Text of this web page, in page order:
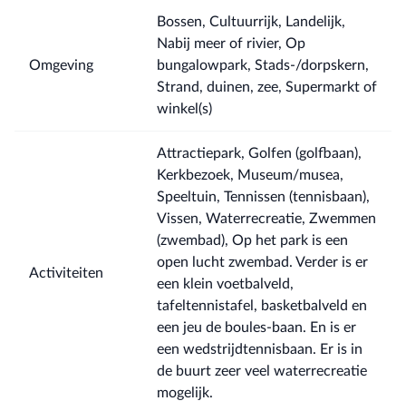
Omgeving
Bossen, Cultuurrijk, Landelijk,
Nabij meer of rivier, Op
bungalowpark, Stads-/dorpskern,
Strand, duinen, zee, Supermarkt of
winkel(s)
Activiteiten
Attractiepark, Golfen (golfbaan),
Kerkbezoek, Museum/musea,
Speeltuin, Tennissen (tennisbaan),
Vissen, Waterrecreatie, Zwemmen
(zwembad), Op het park is een
open lucht zwembad. Verder is er
een klein voetbalveld,
tafeltennistafel, basketbalveld en
een jeu de boules-baan. En is er
een wedstrijdtennisbaan. Er is in
de buurt zeer veel waterrecreatie
mogelijk.